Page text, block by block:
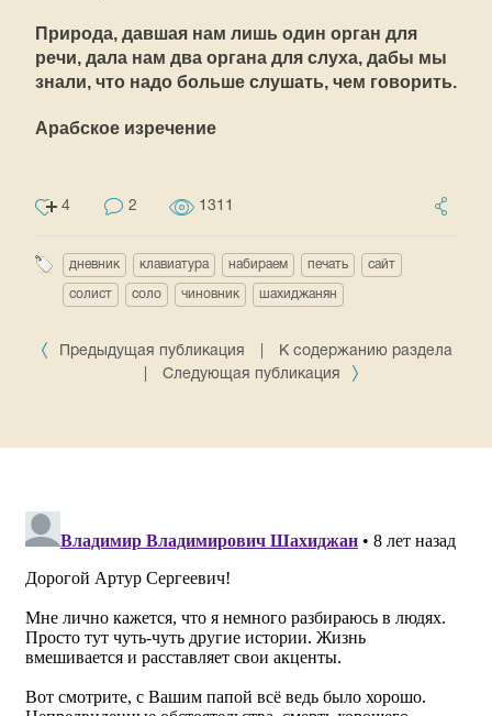
Природа, давшая нам лишь один орган для
речи, дала нам два органа для слуха, дабы мы
знали, что надо больше слушать, чем говорить.
Арабское изречение
4 2 1311
дневник клавиатура набираем печать сайт
солист соло чиновник шахиджанян
Предыдущая публикация
К содержанию раздела
Следующая публикация